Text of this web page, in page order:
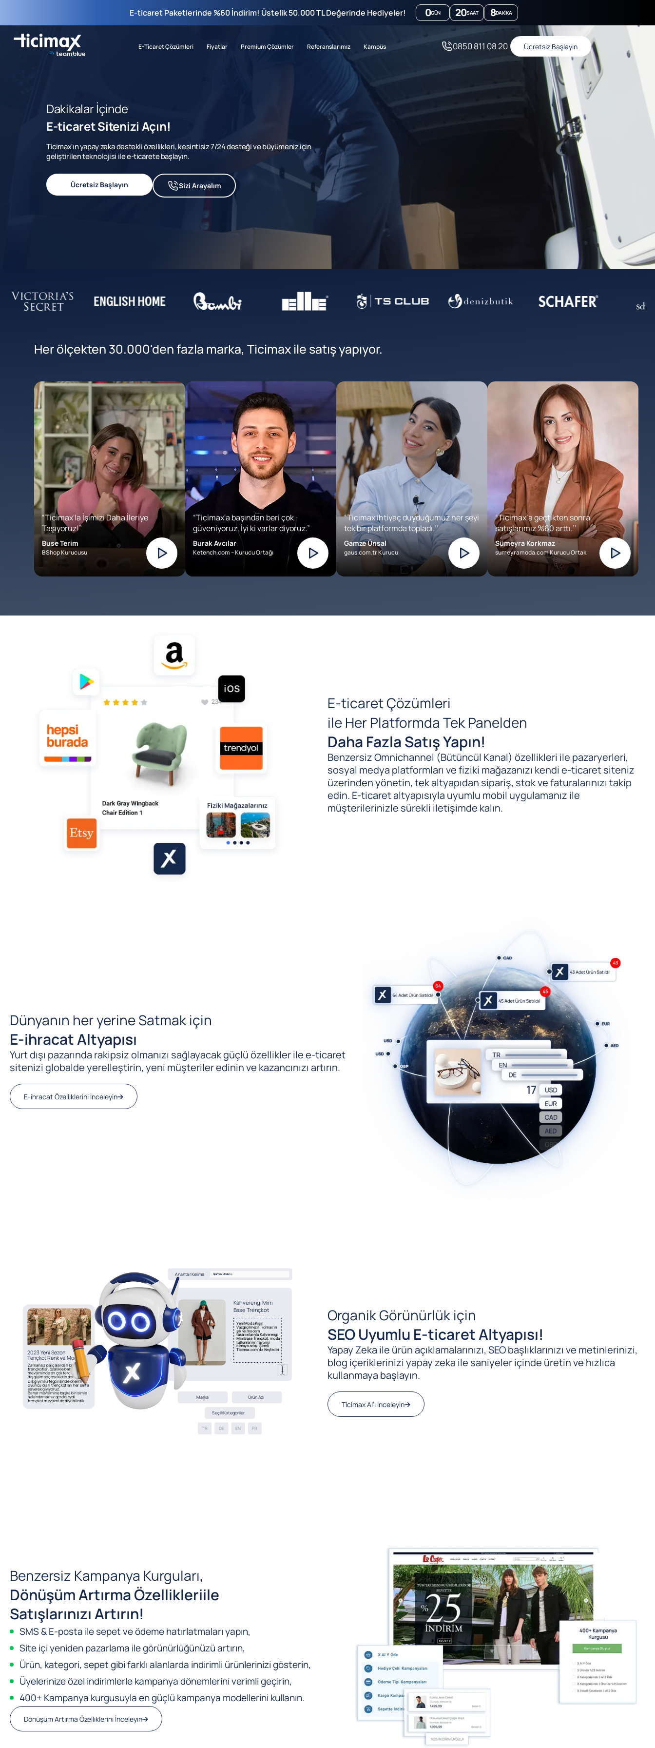
E-ticaret Paketlerinde %60 İndirim! Üstelik 50.000 TL Değerinde Hediyeler! 0GÜN 20SAAT 8DAKIKA
E-Ticaret Çözümleri Fiyatlar Premium Çözümler Referanslarımız Kampüs 0850 811 08 20 Ücretsiz Başlayın
Dakikalar İçinde
E-ticaret Sitenizi Açın!
Ticimax'ın yapay zeka destekli özellikleri, kesintisiz 7/24 desteği ve büyümeniz için
geliştirilen teknolojisi ile e-ticarete başlayın.
Ücretsiz Başlayın Sizi Arayalım
Her ölçekten 30.000'den fazla marka, Ticimax ile satış yapıyor.
“Ticimax'la İşimizi Daha İleriye
Taşıyoruz!”
Buse Terim
BShop Kurucusu
“Ticimax'a başından beri çok
güveniyoruz. İyi ki varlar diyoruz.”
Burak Avcılar
Ketench.com – Kurucu Ortağı
“Ticimax ihtiyaç duyduğumuz her şeyi
tek bir platformda topladı.’’
Gamze Ünsal
gaus.com.tr Kurucu
“Ticimax’a geçtikten sonra
satışlarımız %60 arttı.’’
Sümeyra Korkmaz
sumeyramoda.com Kurucu Ortak
E-ticaret Çözümleri
ile Her Platformda Tek Panelden
Daha Fazla Satış Yapın!
Benzersiz Omnichannel (Bütüncül Kanal) özellikleri ile pazaryerleri,
sosyal medya platformları ve fiziki mağazanızı kendi e-ticaret siteniz
üzerinden yönetin, tek altyapıdan sipariş, stok ve faturalarınızı takip
edin. E-ticaret altyapısıyla uyumlu mobil uygulamanız ile
müşterilerinizle sürekli iletişimde kalın.
Dünyanın her yerine Satmak için
E-ihracat Altyapısı
Yurt dışı pazarında rakipsiz olmanızı sağlayacak güçlü özellikler ile e-ticaret
sitenizi globalde yerelleştirin, yeni müşteriler edinin ve kazancınızı artırın.
E-ihracat Özelliklerini İnceleyin
Organik Görünürlük için
SEO Uyumlu E-ticaret Altyapısı!
Yapay Zeka ile ürün açıklamalarınızı, SEO başlıklarınızı ve metinlerinizi,
blog içeriklerinizi yapay zeka ile saniyeler içinde üretin ve hızlıca
kullanmaya başlayın.
Ticimax AI’ı İnceleyin
Benzersiz Kampanya Kurguları,
Dönüşüm Artırma Özellikleriile
Satışlarınızı Artırın!
SMS & E-posta ile sepet ve ödeme hatırlatmaları yapın,
Site içi yeniden pazarlama ile görünürlüğünüzü artırın,
Ürün, kategori, sepet gibi farklı alanlarda indirimli ürünlerinizi gösterin,
Üyelerinize özel indirimlerle kampanya dönemlerini verimli geçirin,
400+ Kampanya kurgusuyla en güçlü kampanya modellerini kullanın.
Dönüşüm Artırma Özelliklerini İnceleyin